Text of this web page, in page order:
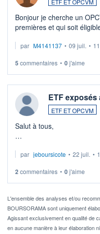
ETF ET OPCVM
Bonjour je cherche un
premières et qui soit
par M4141137 • 09 juil. •
5 commentaires • 0j'aime
ETF
ETF ET OPCVM
Salut à tous,
via un ETF plutôt que des
Idéalement, je voudrais
Pour l' ...
par jeboursicote • 22 juil. •
2 commentaires • 0j'aime
L'ensemble des analyses et/ou
BOURSORAMA sont uniquement
Agissant exclusivement en qualité de
en aucune manière à leur élaboration